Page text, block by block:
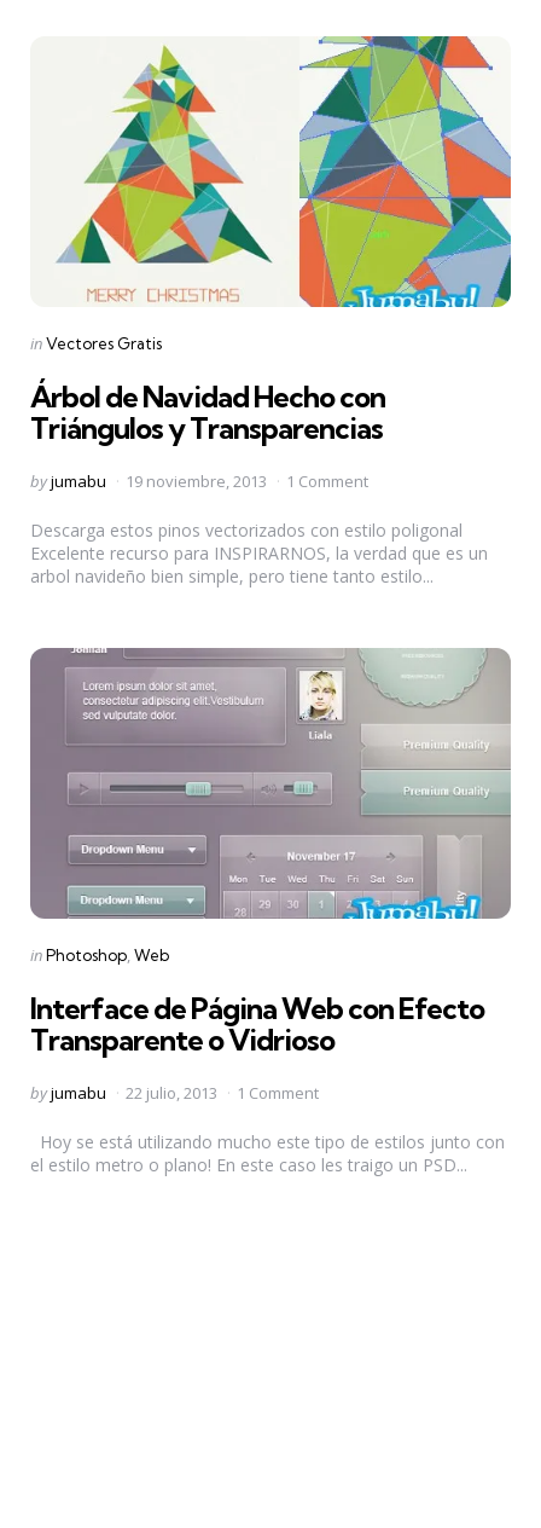
Categories
Posted
inVectores Gratis
Árbol de Navidad Hecho con
Triángulos y Transparencias
Posted
byjumabu 19 noviembre, 2013 1 Comment
Descarga estos pinos vectorizados con estilo poligonal
Excelente recurso para INSPIRARNOS, la verdad que es un
arbol navideño bien simple, pero tiene tanto estilo...
Categories
Posted
inPhotoshop Web
Interface de Página Web con Efecto
Transparente o Vidrioso
Posted
byjumabu 22 julio, 2013 1 Comment
Hoy se está utilizando mucho este tipo de estilos junto con
el estilo metro o plano! En este caso les traigo un PSD...